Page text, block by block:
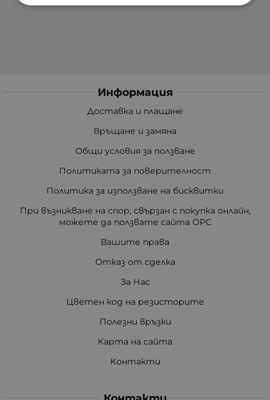
Информация
Доставка и плащане
Връщане и замяна
Общи условия за ползване
Политиката за поверителност
Политика за използване на бисквитки
При възникване на спор, свързан с покупка онлайн,
можете да ползвате сайта ОРС
Вашите права
Отказ от сделка
За Нас
Цветен код на резисторите
Полезни връзки
Карта на сайта
Контакти